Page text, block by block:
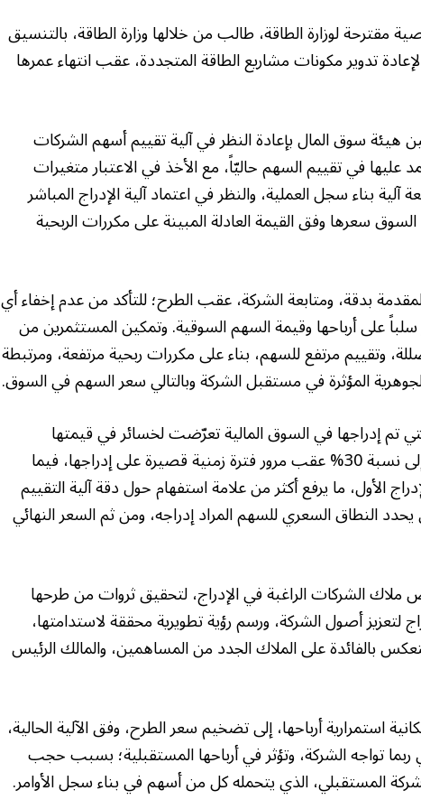
لوزارة الطاقة، طالب من خلالها وزارة الطاقة، بالتنسيق
تدوير مكونات مشاريع الطاقة المتجددة، عقب انتهاء عمرها
سوق المال بإعادة النظر في آلية تقييم أسهم الشركات
عليها في تقييم السهم حاليّاً، مع الأخذ في الاعتبار متغيرات
بناء سجل العملية، والنظر في اعتماد آلية الإدراج المباشر
سعرها وفق القيمة العادلة المبينة على مكررات الربحية
بدقة، ومتابعة الشركة، عقب الطرح؛ للتأكد من عدم إخفاء أي
على أرباحها وقيمة السهم السوقية. وتمكين المستثمرين من
مرتفع للسهم، بناء على مكررات ربحية مرتفعة، ومرتبطة
المؤثرة في مستقبل الشركة وبالتالي سعر السهم في السوق.
تم إدراجها في السوق المالية تعرّضت لخسائر في قيمتها
السوقية، مقارنة بسعر الإدراج، وصل بعضها إلى نسبة 30% عقب مرور فترة زمنية قصيرة على إدراجها، فيما
الأول، ما يرفع أكثر من علامة استفهام حول دقة آلية التقييم
النطاق السعري للسهم المراد إدراجه، ومن ثم السعر النهائي
الشركات الراغبة في الإدراج، لتحقيق ثروات من طرحها
لتعزيز أصول الشركة، ورسم رؤية تطويرية محققة لاستدامتها،
بالفائدة على الملاك الجدد من المساهمين، والمالك الرئيس
استمرارية أرباحها، إلى تضخيم سعر الطرح، وفق الآلية الحالية،
تواجه الشركة، وتؤثر في أرباحها المستقبلية؛ بسبب حجب
المستقبلي، الذي يتحمله كل من أسهم في بناء سجل الأوامر.